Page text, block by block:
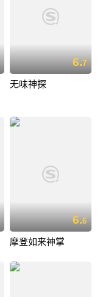
6.7
无味神探
6.6
摩登如来神掌